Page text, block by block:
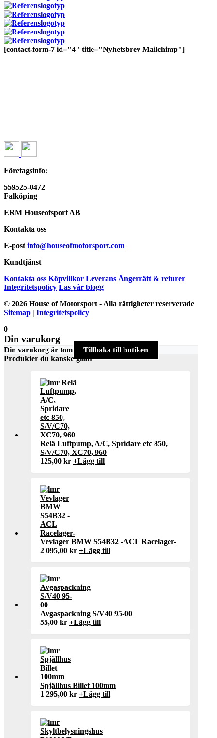
[contact-form-7 id="4" title="Nyhetsbrev Mailchimp"]
Företagsinfo:
559525-0472
Falköping
ERM Houseofsport AB
Kontakta oss
E-post info@houseofmotorsport.com
Kundtjänst
Kontakta oss Köpvillkor Leverans Ångerrätt & returer
Integritetspolicy Läs vår blogg
© 2026 House of Motorsport - Alla rättigheter reserverade
Sitemap | Integritetspolicy
0
Din varukorg
Din varukorg är tom
Tillbaka till butiken
Produkter du kanske gillar
Relä Luftpump, A/C, Spridare etc 850,
S/V/C70, XC70, 960
125,00 kr +Lägg till
Vevlager BMW S54B32 -ACL Racelager-
2 095,00 kr +Lägg till
Avgaspackning S/V40 95-00
55,00 kr +Lägg till
Spjällhus Billet 100mm
1 295,00 kr +Lägg till